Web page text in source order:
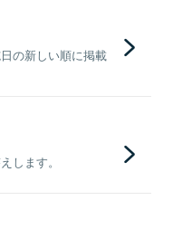
の新しい順に掲載
します。